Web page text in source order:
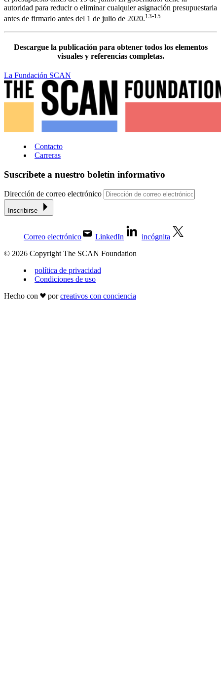
autoridad para reducir o eliminar cualquier asignación presupuestaria
antes de firmarlo antes del 1 de julio de 2020.13-15
Descargue la publicación para obtener todos los elementos
visuales y referencias completas.
La Fundación SCAN
Contacto
Carreras
Suscríbete a nuestro boletín informativo
Dirección de correo electrónico
Inscribirse
Correo electrónico LinkedIn
incógnita
© 2026 Copyright The SCAN Foundation
política de privacidad
Condiciones de uso
Hecho con
porcreativos con conciencia